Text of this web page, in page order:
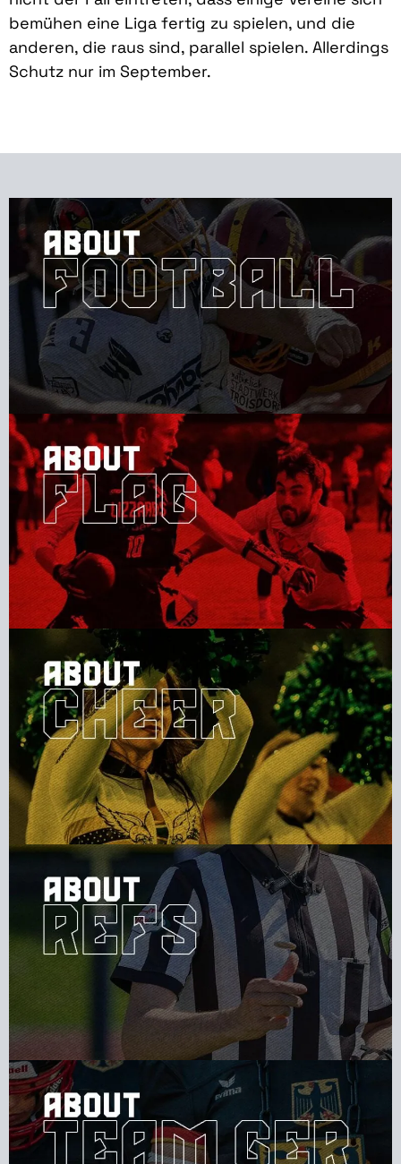
bemühen eine Liga fertig zu spielen, und die
anderen, die raus sind, parallel spielen. Allerdings
Schutz nur im September.